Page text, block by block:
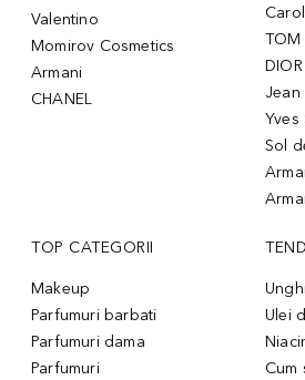
Valentino
Momirov Cosmetics
Armani
CHANEL
TOM
Jean
Yves
Sol
TOP CATEGORII
Makeup
Parfumuri barbati
Parfumuri dama
Parfumuri
Ulei
Cum